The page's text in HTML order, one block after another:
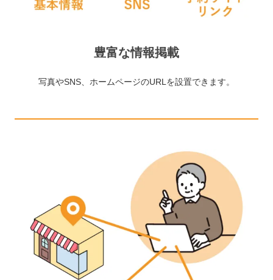
豊富な情報掲載
写真やSNS、ホームページのURLを設置できます。